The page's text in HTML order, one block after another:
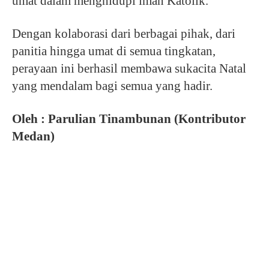
Dengan kolaborasi dari berbagai pihak, dari
panitia hingga umat di semua tingkatan,
perayaan ini berhasil membawa sukacita Natal
yang mendalam bagi semua yang hadir.
Oleh : Parulian Tinambunan (Kontributor
Medan)